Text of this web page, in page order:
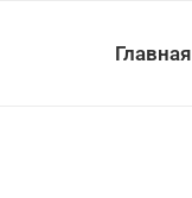
Главная